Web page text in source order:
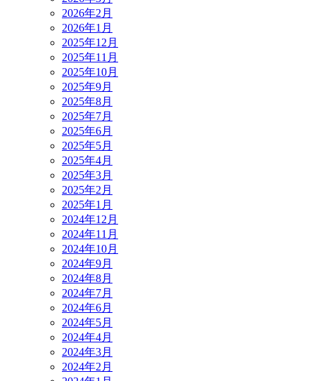
2026年2月
2026年1月
2025年12月
2025年11月
2025年10月
2025年9月
2025年8月
2025年7月
2025年6月
2025年5月
2025年4月
2025年3月
2025年2月
2025年1月
2024年12月
2024年11月
2024年10月
2024年9月
2024年8月
2024年7月
2024年6月
2024年5月
2024年4月
2024年3月
2024年2月